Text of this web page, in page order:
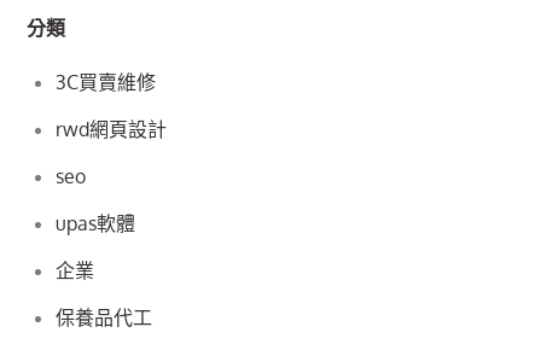
分類
3C買賣維修
rwd網頁設計
seo
upas軟體
企業
保養品代工